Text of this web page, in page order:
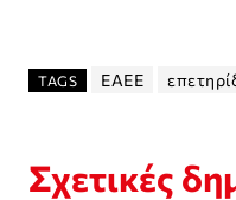
TAGS ΕΑΕΕ
Σχετικές